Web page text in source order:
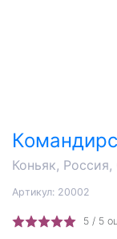
Коньяк, Россия,
Артикул: 20002
5 / 5